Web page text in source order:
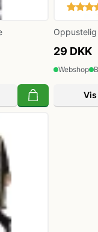
29 DKK
Webshop